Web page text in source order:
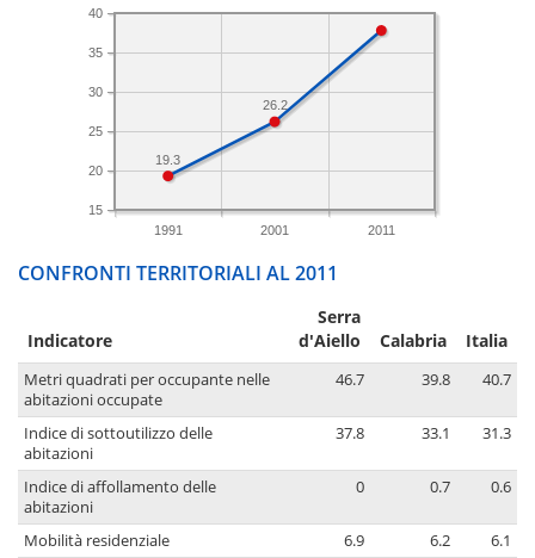
1991 2001 2011
15
20
25
30
35
40
26.2
19.3
CONFRONTI TERRITORIALI AL 2011
Indicatore
Serra
d'Aiello
Calabria Italia
Metri quadrati per occupante nelle
abitazioni occupate
46.7 39.8 40.7
Indice di sottoutilizzo delle
abitazioni
37.8 33.1 31.3
Indice di affollamento delle
abitazioni
0 0.7 0.6
Mobilità residenziale 6.9 6.2 6.1